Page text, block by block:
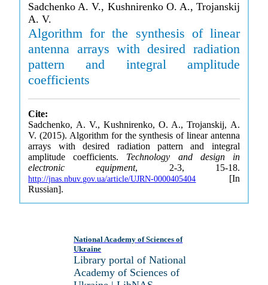
Sadchenko A. V., Kushnirenko O. A., Trojanskij
A. V.
Algorithm for the synthesis of linear
antenna arrays with desired radiation
pattern and integral amplitude
coefficients
Cite:
Sadchenko, A. V., Kushnirenko, O. A., Trojanskij, A.
V. (2015). Algorithm for the synthesis of linear antenna
arrays with desired radiation pattern and integral
amplitude coefficients. Technology and design in
electronic equipment, 2-3, 15-18.
http://jnas.nbuv.gov.ua/article/UJRN-0000405404 [In
Russian].
National Academy of Sciences of
Ukraine
Library portal of National
Academy of Sciences of